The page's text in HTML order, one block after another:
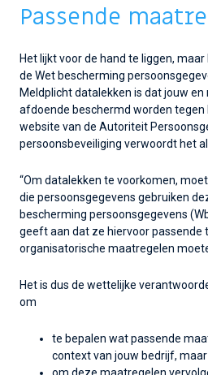
Passende
Het lijkt voor de hand te liggen,
de Wet bescherming
Meldplicht datalekken is dat jouw
afdoende beschermd worden tegen
website van de Autoriteit
persoonsbeveiliging verwoordt het
“Om datalekken te voorkomen,
die persoonsgegevens gebruiken
bescherming persoonsgegevens
geeft aan dat ze hiervoor passende
organisatorische maatregelen
Het is dus de wettelijke
om
te bepalen wat passende
context van jouw bedrijf, maar
om deze maatregelen